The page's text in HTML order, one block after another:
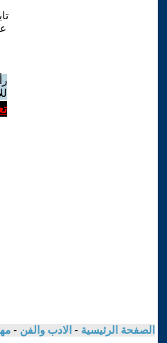
الصفحة الرئيسية - الادب والفن -